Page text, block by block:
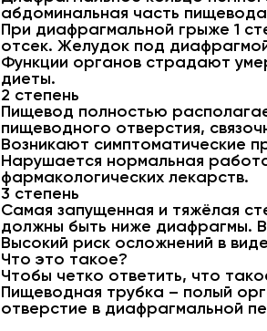
абдоминальная часть
При диафрагмальной грыже 1
отсек. Желудок под
Функции органов страдают
диеты.
2 степень
Пищевод полностью
пищеводного отверстия,
Возникают симптоматические
Нарушается нормальная
фармакологических лекарств.
3 степень
Самая запущенная и тяжёлая
должны быть ниже диафрагмы.
Высокий риск осложнений в
Что это такое?
Чтобы четко ответить, что
Пищеводная трубка – полый
отверстие в диафрагмальной